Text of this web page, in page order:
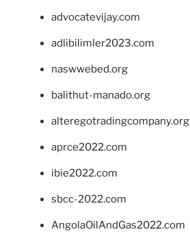
advocatevijay.com
adlibilimler2023.com
naswwebed.org
balithut-manado.org
alteregotradingcompany.org
aprce2022.com
ibie2022.com
sbcc-2022.com
AngolaOilAndGas2022.com